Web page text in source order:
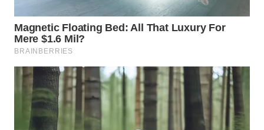
WN
CIANJUR
WN
KEPULAUAN
SERIBU
WN